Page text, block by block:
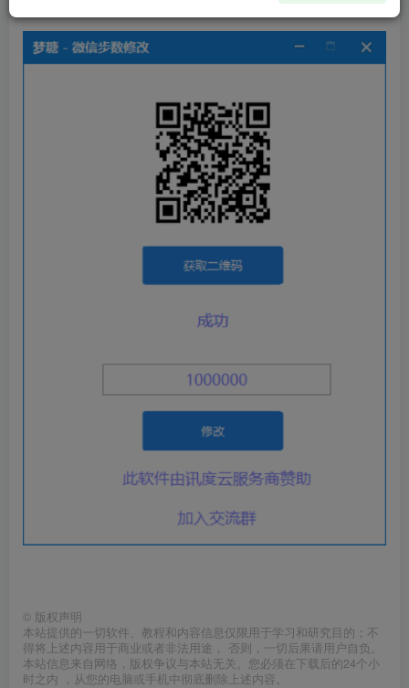
© 版权声明
本站提供的一切软件、教程和内容信息仅限用于学习和研究目的；不
得将上述内容用于商业或者非法用途， 否则，一切后果请用户自负。
本站信息来自网络，版权争议与本站无关。您必须在下载后的24个小
时之内 ，从您的电脑或手机中彻底删除上述内容。